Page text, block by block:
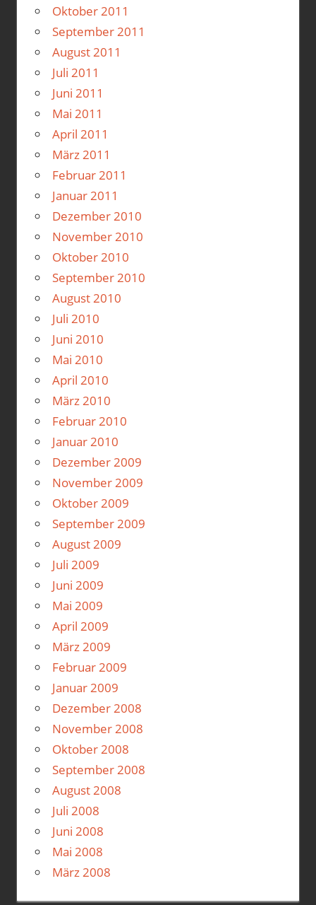
Oktober 2011
September 2011
August 2011
Juli 2011
Juni 2011
Mai 2011
April 2011
März 2011
Februar 2011
Januar 2011
Dezember 2010
November 2010
Oktober 2010
September 2010
August 2010
Juli 2010
Juni 2010
Mai 2010
April 2010
März 2010
Februar 2010
Januar 2010
Dezember 2009
November 2009
Oktober 2009
September 2009
August 2009
Juli 2009
Juni 2009
Mai 2009
April 2009
März 2009
Februar 2009
Januar 2009
Dezember 2008
November 2008
Oktober 2008
September 2008
August 2008
Juli 2008
Juni 2008
Mai 2008
März 2008